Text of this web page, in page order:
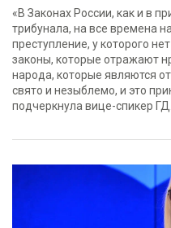
«В Законах России, как и в
трибунала, на все времена
преступление, у которого
законы, которые отражают
народа, которые являются
свято и незыблемо, и это
подчеркнула вице-спикер ГД.